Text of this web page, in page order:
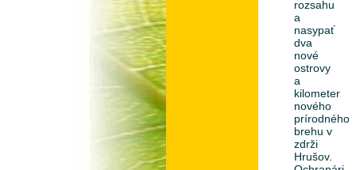
rozsahu
a
nasypať
dva
nové
ostrovy
a
kilometer
nového
prírodného
brehu v
zdrži
Hrušov.